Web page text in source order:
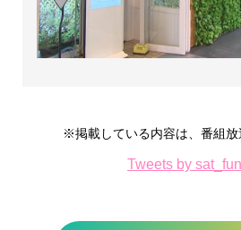
※掲載している内容は、番組放
Tweets by